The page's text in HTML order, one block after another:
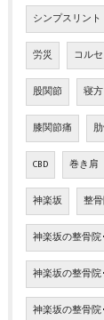
シンプスリント
労災 コル
股関節 寝方
膝関節痛
CBD 巻き肩
神楽坂 整
神楽坂の整骨院
神楽坂の整骨院
神楽坂の整骨院